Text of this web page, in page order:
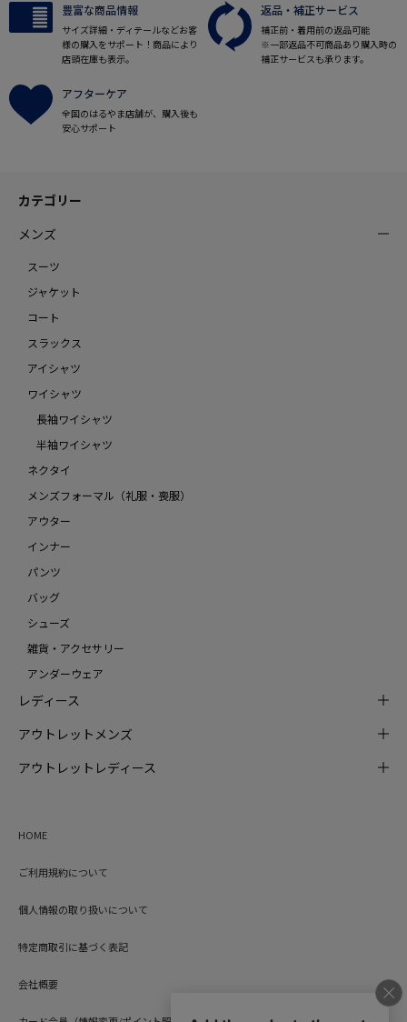
豊富な商品情報
サイズ詳細・ディテールなどお客
様の購入をサポート！商品により
店頭在庫も表示。
返品・補正サービス
補正前・着用前の返品可能
※一部返品不可商品あり購入時の
補正サービスも承ります。
アフターケア
全国のはるやま店舗が、購入後も
安心サポート
カテゴリー
メンズ
スーツ
ジャケット
コート
スラックス
アイシャツ
ワイシャツ
長袖ワイシャツ
半袖ワイシャツ
ネクタイ
メンズフォーマル（礼服・喪服）
アウター
インナー
パンツ
バッグ
シューズ
雑貨・アクセサリー
アンダーウェア
レディース
アウトレットメンズ
アウトレットレディース
HOME
ご利用規約について
個人情報の取り扱いについて
特定商取引に基づく表記
会社概要